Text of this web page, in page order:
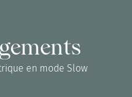
en mode Slow